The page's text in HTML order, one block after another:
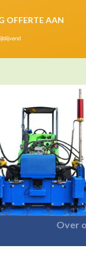
OFFERTE AAN
Over